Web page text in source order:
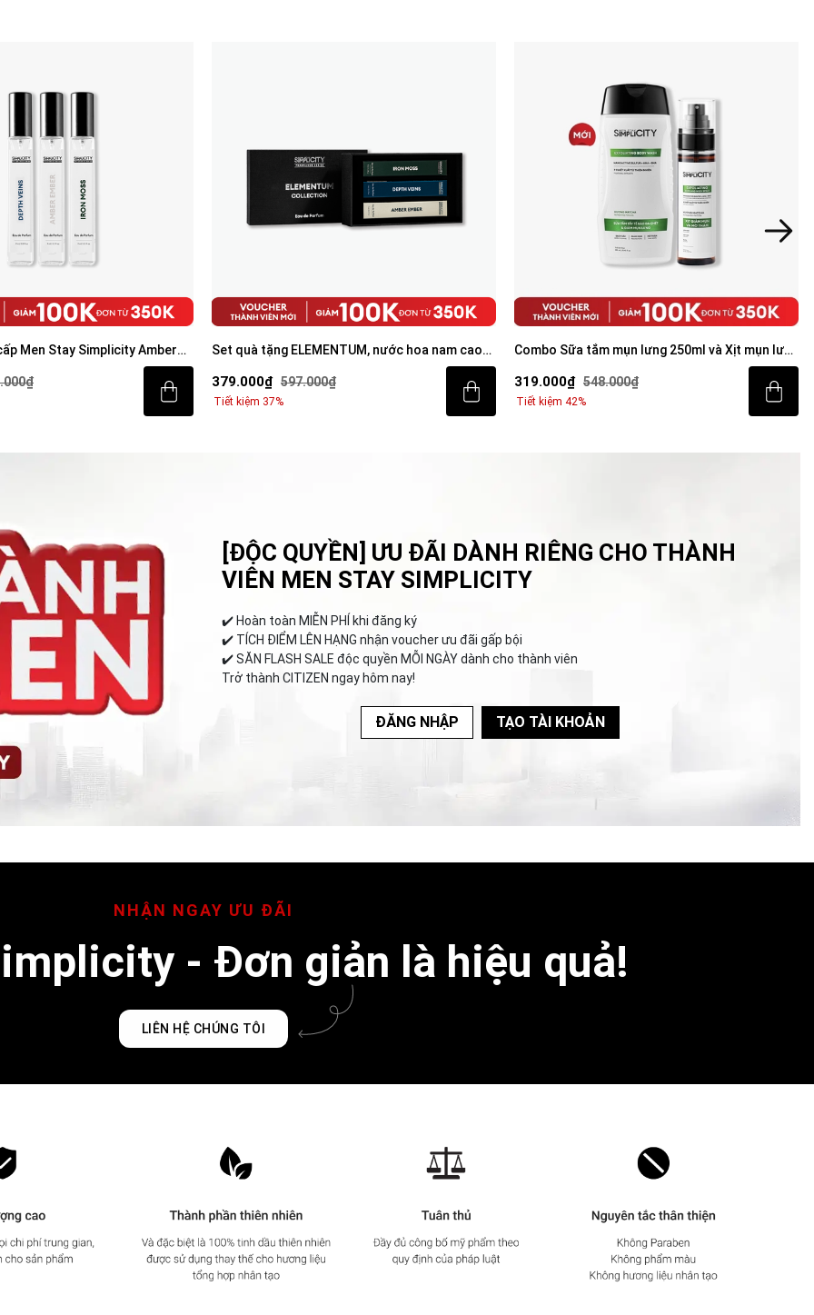
nước hoa nam cao
collection
Combo Sữa tắm mụn lưng 250ml và Xịt mụn lưng
100ml
319.000₫ 548.000₫
Tiết kiệm 42%
Xịt giảm mụn và mờ thâm cơ thể Exfoliating
Body Spray 100ml
189.000₫ 299.000₫
Tiết kiệm 37%
[ĐỘC QUYỀN] ƯU ĐÃI DÀNH RIÊNG CHO THÀNH
VIÊN MEN STAY SIMPLICITY
✔️︎ Hoàn toàn MIỄN PHÍ khi đăng ký
✔️︎ TÍCH ĐIỂM LÊN HẠNG nhận voucher ưu đãi gấp bội
✔️︎ SĂN FLASH SALE độc quyền MỖI NGÀY dành cho thành viên
Trở thành CITIZEN ngay hôm nay!
ĐĂNG NHẬP TẠO TÀI KHOẢN
NHẬN NGAY ƯU ĐÃI
- Đơn giản là hiệu quả!
LIÊN HỆ CHÚNG TÔI